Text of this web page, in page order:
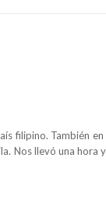
filipino. También
Nos llevó una hora